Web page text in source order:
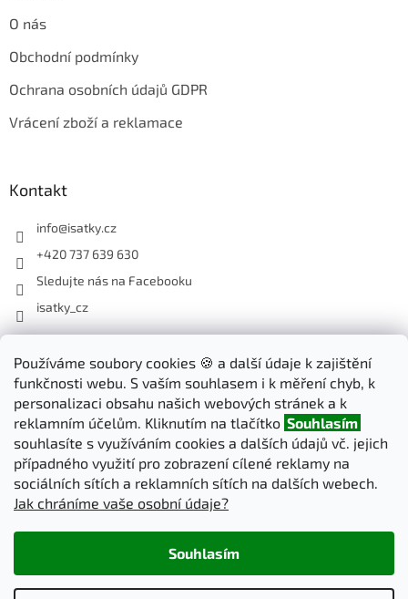
Používáme soubory cookies 🍪 a další údaje k zajištění
funkčnosti webu. S vaším souhlasem i k měření chyb, k
personalizaci obsahu našich webových stránek a k
reklamním účelům. Kliknutím na tlačítko Souhlasím
souhlasíte s využíváním cookies a dalších údajů vč. jejich
případného využití pro zobrazení cílené reklamy na
sociálních sítích a reklamních sítích na dalších webech.
Jak chráníme vaše osobní údaje?
Souhlasím
O nás
Obchodní podmínky
Ochrana osobních údajů GDPR
Vrácení zboží a reklamace
Kontakt
info@isatky.cz
+420 737 639 630
Sledujte nás na Facebooku
isatky_cz
Odebírat newsletter
Vložte svůj e-mail a my vám budeme zasílat informace o nových
produktech na našem e-shopu.
E-mail
PŘIHLÁSIT SE